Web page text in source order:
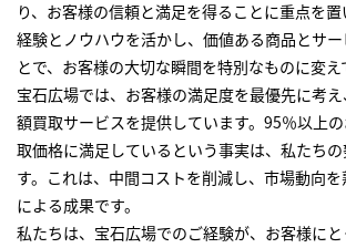
り、お客様の信頼と満足を得ることに重点を
経験とノウハウを活かし、価値ある商品とサ
とで、お客様の大切な瞬間を特別なものに変え
宝石広場では、お客様の満足度を最優先に考
額買取サービスを提供しています。95％以上
取価格に満足しているという事実は、私たち
す。これは、中間コストを削減し、市場動向
による成果です。
私たちは、宝石広場でのご経験が、お客様に